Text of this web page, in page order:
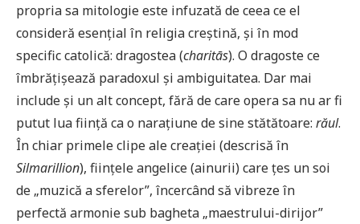
propria sa mitologie este infuzată de ceea ce el
consideră esențial în religia creștină, și în mod
specific catolică: dragostea (charitās). O dragoste ce
îmbrățișează paradoxul și ambiguitatea. Dar mai
include și un alt concept, fără de care opera sa nu ar fi
putut lua ființă ca o narațiune de sine stătătoare: răul.
În chiar primele clipe ale creației (descrisă în
Silmarillion), ființele angelice (ainurii) care țes un soi
de „muzică a sferelor”, încercând să vibreze în
perfectă armonie sub bagheta „maestrului-dirijor”